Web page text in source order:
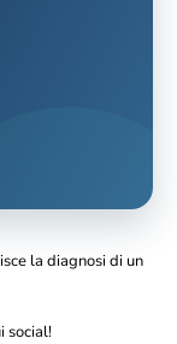
la diagnosi di un
social!